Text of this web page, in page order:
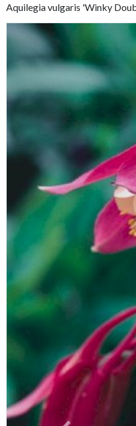
Aquilegia vulgaris 'Winky